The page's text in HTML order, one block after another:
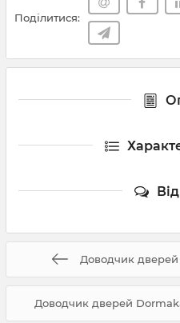
Поділитися:
Доводчик
Доводчик дверей